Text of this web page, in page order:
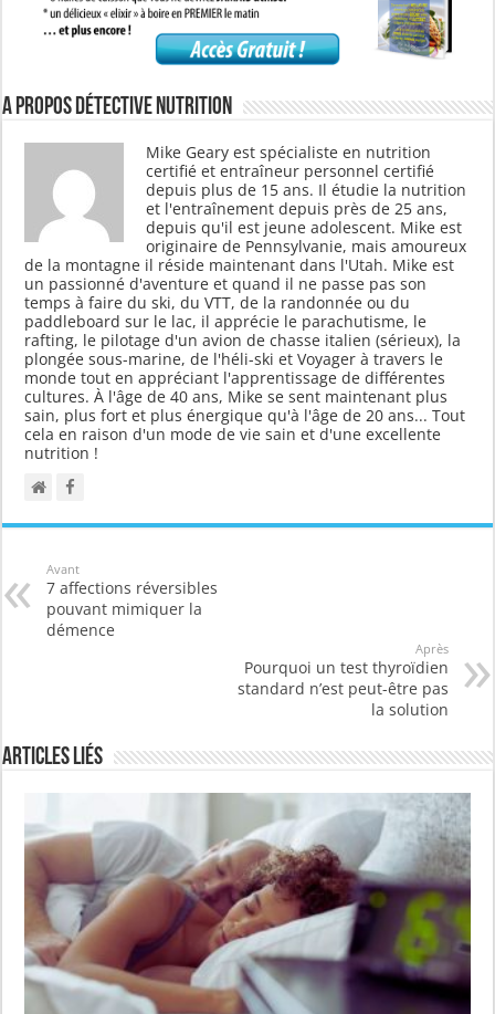
A propos Détective Nutrition
Mike Geary est spécialiste en nutrition
certifié et entraîneur personnel certifié
depuis plus de 15 ans. Il étudie la nutrition
et l'entraînement depuis près de 25 ans,
depuis qu'il est jeune adolescent. Mike est
originaire de Pennsylvanie, mais amoureux
de la montagne il réside maintenant dans l'Utah. Mike est
un passionné d'aventure et quand il ne passe pas son
temps à faire du ski, du VTT, de la randonnée ou du
paddleboard sur le lac, il apprécie le parachutisme, le
rafting, le pilotage d'un avion de chasse italien (sérieux), la
plongée sous-marine, de l'héli-ski et Voyager à travers le
monde tout en appréciant l'apprentissage de différentes
cultures. À l'âge de 40 ans, Mike se sent maintenant plus
sain, plus fort et plus énergique qu'à l'âge de 20 ans... Tout
cela en raison d'un mode de vie sain et d'une excellente
nutrition !
Avant
7 affections réversibles
pouvant mimiquer la
démence
Après
Pourquoi un test thyroïdien
standard n’est peut-être pas
la solution
Articles liés